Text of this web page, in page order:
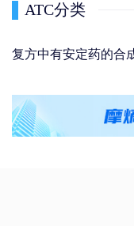
ATC分类
复方中有安定药的合